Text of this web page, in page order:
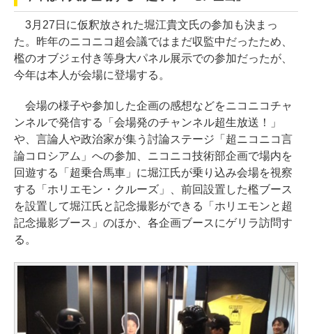
3月27日に仮釈放された堀江貴文氏の参加も決まっ
た。昨年のニコニコ超会議ではまだ収監中だったため、
檻のオブジェ付き等身大パネル展示での参加だったが、
今年は本人が会場に登場する。
会場の様子や参加した企画の感想などをニコニコチャ
ンネルで発信する「会場発のチャンネル超生放送！」
や、言論人や政治家が集う討論ステージ「超ニコニコ言
論コロシアム」への参加、ニコニコ技術部企画で場内を
回遊する「超乗合馬車」に堀江氏が乗り込み会場を視察
する「ホリエモン・クルーズ」、前回設置した檻ブース
を設置して堀江氏と記念撮影ができる「ホリエモンと超
記念撮影ブース」のほか、各企画ブースにゲリラ訪問す
る。